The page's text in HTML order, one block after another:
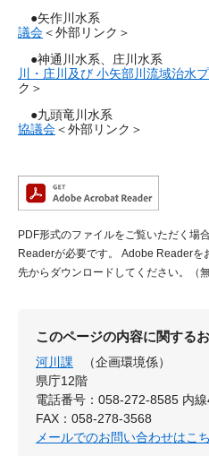
●矢作川
議会＜外部リンク＞
●神通川水系、庄
川・庄川及び 小矢部川流域治水
ク＞
●九頭竜川
協議会＜外部リンク＞
PDF形式のファイルをご覧いただく場
Readerが必要です。
Adobe Readerを
先からダウンロードしてください。（無
このページの内容に関する
河川課
（企画環境係）
県庁12階
電話番号：058-272-8585 内
FAX：058-278-3568
メールでのお問い合わせはこ